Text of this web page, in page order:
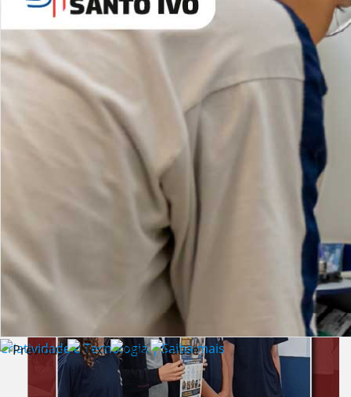
Criatividade e Tecnologia | Saiba mais